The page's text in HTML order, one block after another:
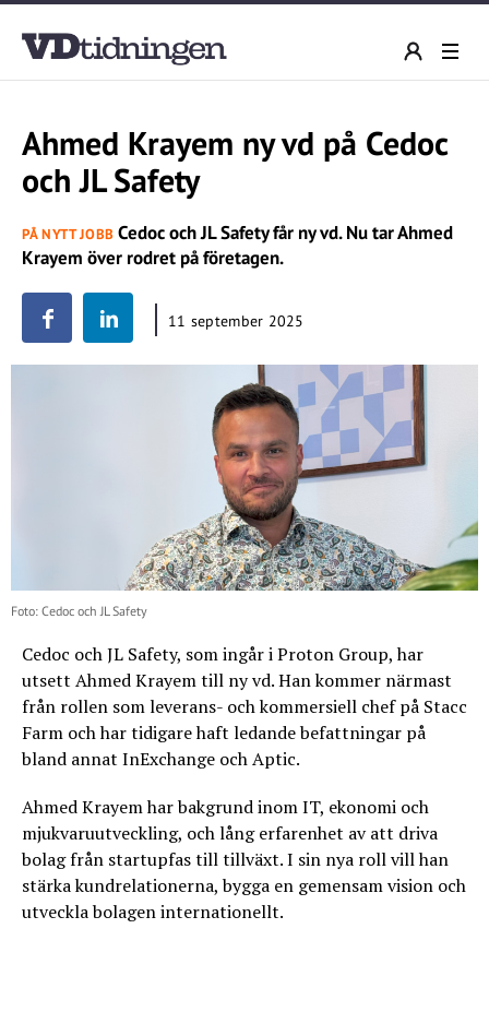
Ahmed Krayem ny vd på Cedoc
och JL Safety
PÅ NYTT JOBBCedoc och JL Safety får ny vd. Nu tar Ahmed
Krayem över rodret på företagen.
11 september 2025
Foto: Cedoc och JL Safety
Cedoc och JL Safety, som ingår i Proton Group, har
utsett Ahmed Krayem till ny vd. Han kommer närmast
från rollen som leverans- och kommersiell chef på Stacc
Farm och har tidigare haft ledande befattningar på
bland annat InExchange och Aptic.
Ahmed Krayem har bakgrund inom IT, ekonomi och
mjukvaruutveckling, och lång erfarenhet av att driva
bolag från startupfas till tillväxt. I sin nya roll vill han
stärka kundrelationerna, bygga en gemensam vision och
utveckla bolagen internationellt.